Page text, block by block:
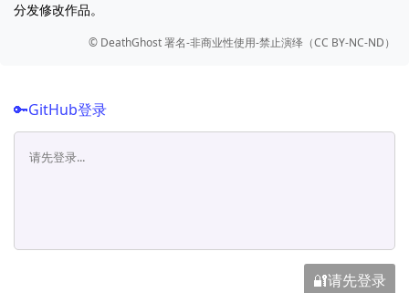
分发修改作品。
©️ DeathGhost 署名-非商业性使用-禁止演绎（CC BY-NC-ND）
🔑GitHub登录
🔐请先登录